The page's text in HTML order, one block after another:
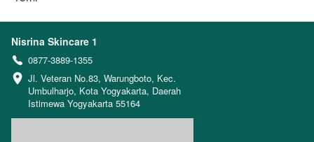
Nisrina Skincare 1
0877-3889-1355
Jl. Veteran No.83, Warungboto, Kec.
Umbulharjo, Kota Yogyakarta, Daerah
Istimewa Yogyakarta 55164